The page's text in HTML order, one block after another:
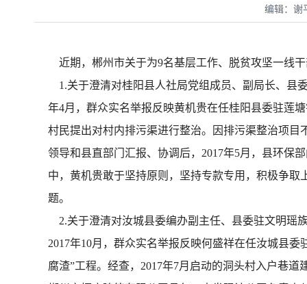
编辑：谢
近期，郴州市关于为9名基层工作、脱贫攻坚一线
1.关于澄清对桂阳县人社局党组成员、副局长、县
年4月，群众实名举报反映黄机贵在任桂阳县委驻莲
村民提出对村内排污渠进行整治。因排污渠整治项
领导和县直部门汇报、协调后，2017年5月，县环保
中，黄机贵敢于坚持原则，坚持专款专用，积极争
题。
2.关于澄清对汝城县委编办副主任、县委驻文明瑶
2017年10月，群众实名举报反映何盛祥在任汝城县
腐渣”工程。经查，2017年7月启动的洞头村入户巷